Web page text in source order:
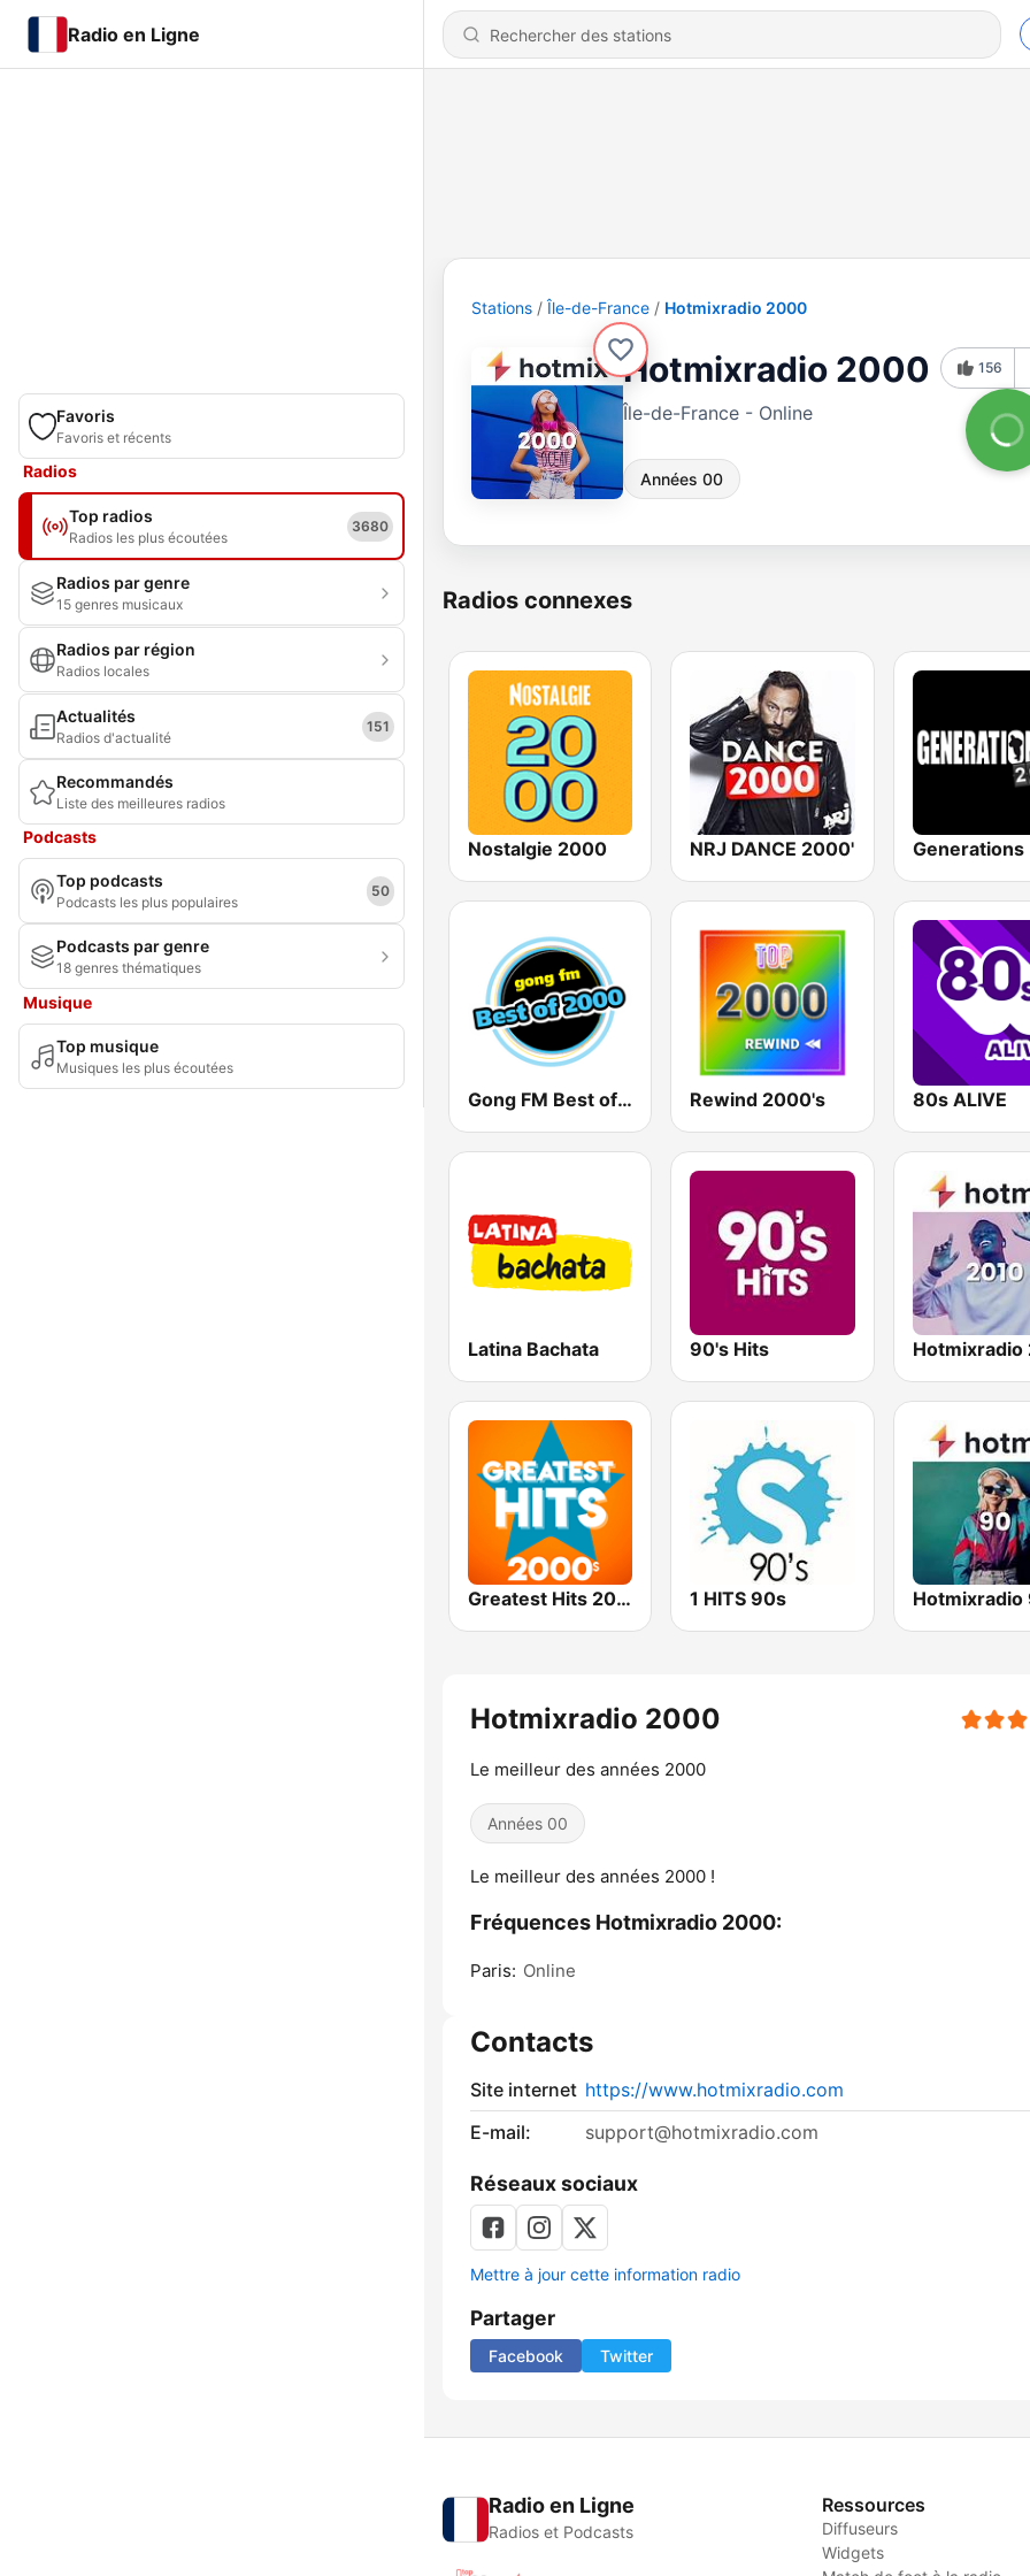
Radio en Ligne
Favoris
Favoris et récents
Radios
Top radios
Radios les plus écoutées
3680
Radios par genre
15 genres musicaux
Radios par région
Radios locales
Actualités
Radios d'actualité
151
Recommandés
Liste des meilleures radios
Podcasts
Top podcasts
Podcasts les plus populaires
50
Podcasts par genre
18 genres thématiques
Musique
Top musique
Musiques les plus écoutées
Stations Île-de-France Hotmixradio 2000
Hotmixradio 2000
Île-de-France - Online
Années 00
156
Radios connexes
Nostalgie 2000 NRJ DANCE 2000'
Gong FM Best of 2000 Rewind 2000's 80s ALIVE
Latina Bachata 90's Hits Hotmixradio
Greatest Hits 2000's 1 HITS 90s Hotmixradio
Hotmixradio 2000
Le meilleur des années 2000
Années 00
Le meilleur des années 2000 !
Fréquences Hotmixradio 2000:
Paris: Online
Contacts
Site internet https://www.hotmixradio.com
E-mail:
support@hotmixradio.com
Réseaux sociaux
Mettre à jour cette information radio
Partager
Facebook Twitter
Radio en Ligne
Radios et Podcasts
Ressources
Diffuseurs
Widgets